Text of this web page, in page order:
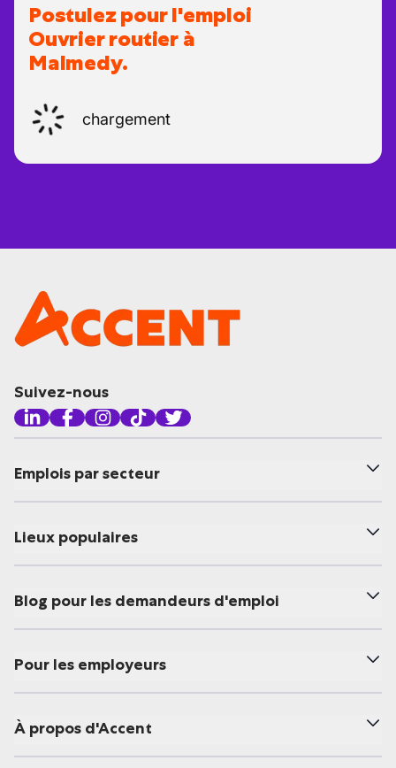
Postulez pour l'emploi
Ouvrier routier à
Malmedy.
chargement
Suivez-nous
Emplois par secteur
Lieux populaires
Blog pour les demandeurs d'emploi
Pour les employeurs
À propos d'Accent